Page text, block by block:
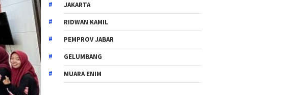
JAKARTA
RIDWAN KAMIL
PEMPROV JABAR
GELUMBANG
MUARA ENIM